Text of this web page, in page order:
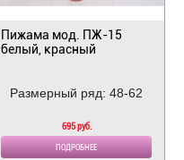
Пижама мод. ПЖ-15
белый, красный
Размерный ряд: 48-62
695 руб.
ПОДРОБНЕЕ